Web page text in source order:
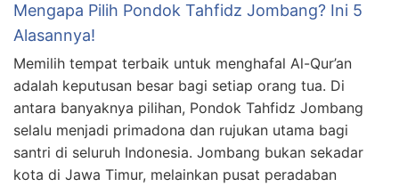
Mengapa Pilih Pondok Tahfidz Jombang? Ini 5
Alasannya!
Memilih tempat terbaik untuk menghafal Al-Qur’an
adalah keputusan besar bagi setiap orang tua. Di
antara banyaknya pilihan, Pondok Tahfidz Jombang
selalu menjadi primadona dan rujukan utama bagi
santri di seluruh Indonesia. Jombang bukan sekadar
kota di Jawa Timur, melainkan pusat peradaban